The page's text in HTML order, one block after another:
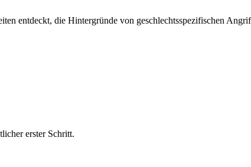
entdeckt, die Hintergründe von geschlechtsspezifischen
erster Schritt.